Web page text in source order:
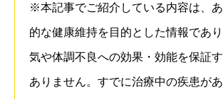
※本記事でご紹介している内容は、
的な健康維持を目的とした情報であ
気や体調不良への効果・効能を保証
ありません。すでに治療中の疾患があ